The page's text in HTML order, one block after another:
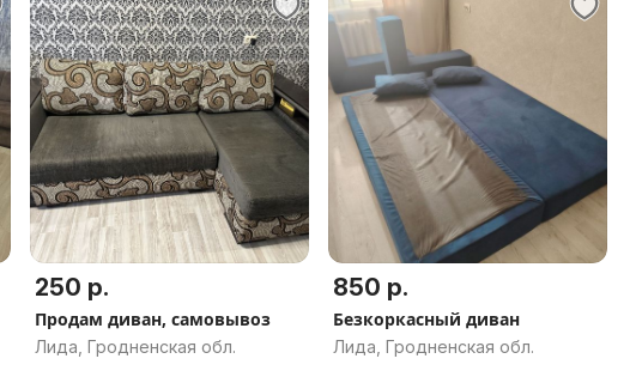
250 р.
Продам диван, самовывоз
Лида, Гродненская обл.
850 р.
Безкоркасный диван
Лида, Гродненская обл.